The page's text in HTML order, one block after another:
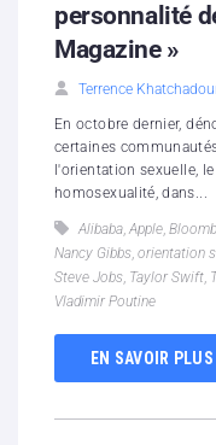
personnalité
Magazine »
Terrence
En octobre dernier,
certaines
l'orientation sexuelle,
homosexualité, dans...
Alibaba, Apple,
Nancy Gibbs, orientation
Steve Jobs, Taylor Swift,
Vladimir Poutine
EN SAVOIR PLUS